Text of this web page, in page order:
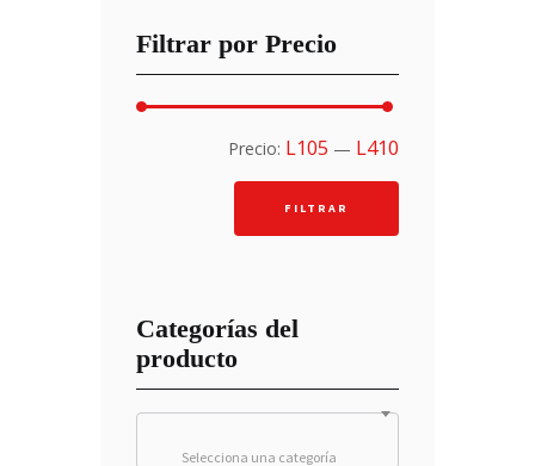
Filtrar por Precio
mínimo
máximo
FILTRAR
Precio: L105 — L410
Categorías del
producto
Selecciona una categoría